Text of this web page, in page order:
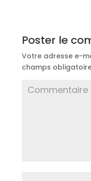
Poster le
Votre adresse e-
champs